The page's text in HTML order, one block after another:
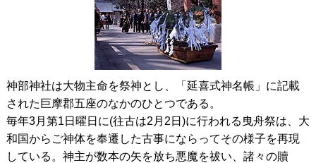
神部神社は大物主命を祭神とし、「延喜式神名帳」に記載
された巨摩郡五座のなかのひとつである。
毎年3月第1日曜日に(往古は2月2日)に行われる曳舟祭は、大
和国からご神体を奉遷した古事にならってその様子を再現
している。神主が数本の矢を放ち悪魔を祓い、諸々の贖